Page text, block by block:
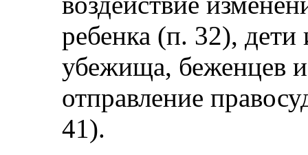
ребенка (п. 32), дети
убежища, беженцев
отправление
41).